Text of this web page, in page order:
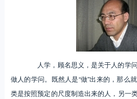
人学，顾名思义，是关于人的学
做人的学问。既然人是“做”出来的，那么
类是按照预定的尺度制造出来的人，另一